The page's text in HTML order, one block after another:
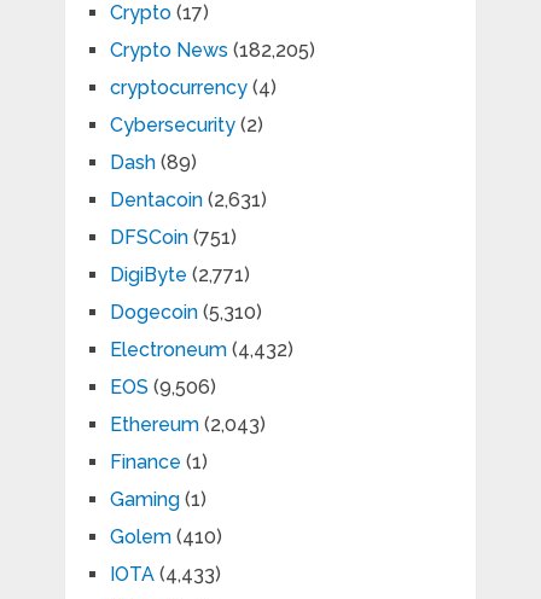
Crypto(17)
Crypto News (182,205)
cryptocurrency(4)
Cybersecurity(2)
Dash(89)
Dentacoin(2,631)
DFSCoin(751)
DigiByte (2,771)
Dogecoin(5,310)
Electroneum(4,432)
EOS (9,506)
Ethereum(2,043)
Finance (1)
Gaming(1)
Golem(410)
IOTA(4,433)